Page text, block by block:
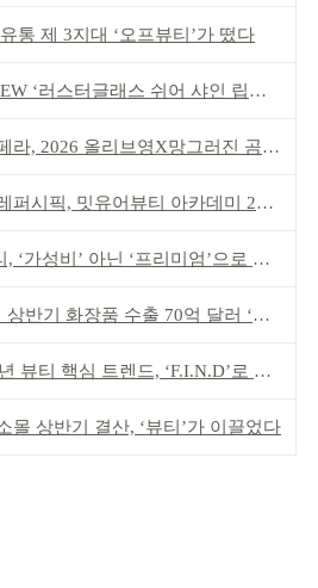
통 제 3지대 ‘오프뷰티’가 떴다
‘러스터글래스 쉬어 샤인 립스틱’ 출시
라, 2026 올리브영X망그러진 곰 콜라보
시픽, 밋유어뷰티 아카데미 2기 발대식
가성비’ 아닌 ‘프리미엄’으로 승부걸어야
반기 화장품 수출 70억 달러 ‘역대 최고’
뷰티 핵심 트렌드, ‘F.I.N.D’로 읽는다
몰 상반기 결산, ‘뷰티’가 이끌었다